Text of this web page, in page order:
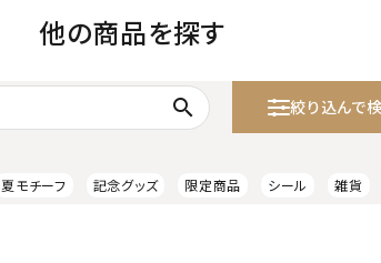
他の商品を探す
search 絞り込んで
夏モチーフ 記念グッズ 限定商品 シール 雑貨